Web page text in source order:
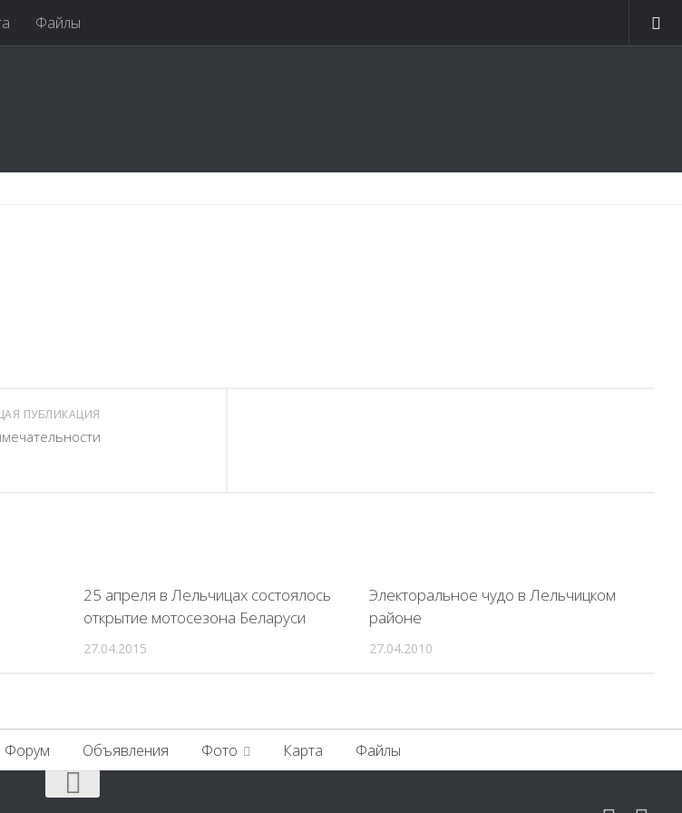
Файлы
ПУБЛИКАЦИЯ
25 апреля в Лельчицах состоялось
открытие мотосезона Беларуси
27.04.2015
Электоральное чудо в Лельчицком
районе
27.04.2010
Форум Объявления Фото Карта Файлы